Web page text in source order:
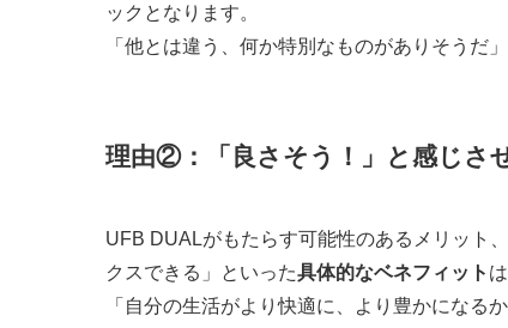
ックとなります。
「他とは違う、何か特別なものがありそうだ
理由②： 「良さそう！」 と感じさ
UFB DUALがもたらす可能性のあるメリット
クスできる」といった具体的なベネフィット
「自分の生活がより快適に、より豊かになる